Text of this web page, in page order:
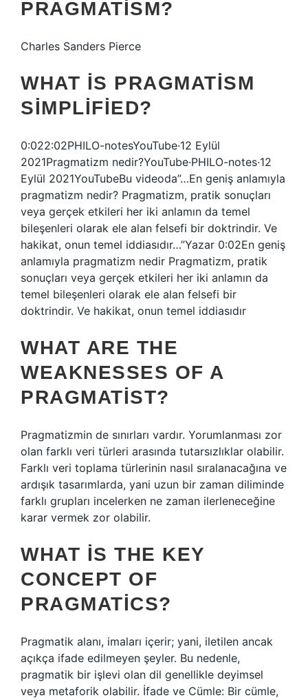
PRAGMATISM?
Charles Sanders Pierce
WHAT IS PRAGMATISM
SIMPLIFIED?
0:022:02PHILO-notesYouTube·12 Eylül
2021Pragmatizm nedir?YouTube·PHILO-notes·12
Eylül 2021YouTubeBu videoda”…En geniş anlamıyla
pragmatizm nedir? Pragmatizm, pratik sonuçları
veya gerçek etkileri her iki anlamın da temel
bileşenleri olarak ele alan felsefi bir doktrindir. Ve
hakikat, onun temel iddiasıdır…”Yazar 0:02En geniş
anlamıyla pragmatizm nedir Pragmatizm, pratik
sonuçları veya gerçek etkileri her iki anlamın da
temel bileşenleri olarak ele alan felsefi bir
doktrindir. Ve hakikat, onun temel iddiasıdır
WHAT ARE THE
WEAKNESSES OF A
PRAGMATIST?
Pragmatizmin de sınırları vardır. Yorumlanması zor
olan farklı veri türleri arasında tutarsızlıklar olabilir.
Farklı veri toplama türlerinin nasıl sıralanacağına ve
ardışık tasarımlarda, yani uzun bir zaman diliminde
farklı grupları incelerken ne zaman ilerleneceğine
karar vermek zor olabilir.
WHAT IS THE KEY
CONCEPT OF
PRAGMATICS?
Pragmatik alanı, imaları içerir; yani, iletilen ancak
açıkça ifade edilmeyen şeyler. Bu nedenle,
pragmatik bir işlevi olan dil genellikle deyimsel
veya metaforik olabilir. İfade ve Cümle: Bir cümle,